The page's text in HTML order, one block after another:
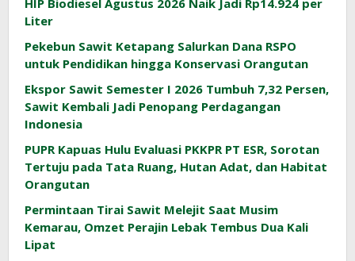
HIP Biodiesel Agustus 2026 Naik Jadi Rp14.924 per
Liter
Pekebun Sawit Ketapang Salurkan Dana RSPO
untuk Pendidikan hingga Konservasi Orangutan
Ekspor Sawit Semester I 2026 Tumbuh 7,32 Persen,
Sawit Kembali Jadi Penopang Perdagangan
Indonesia
PUPR Kapuas Hulu Evaluasi PKKPR PT ESR, Sorotan
Tertuju pada Tata Ruang, Hutan Adat, dan Habitat
Orangutan
Permintaan Tirai Sawit Melejit Saat Musim
Kemarau, Omzet Perajin Lebak Tembus Dua Kali
Lipat